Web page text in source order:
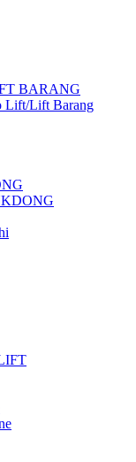
BARANG
Lift/Lift Barang